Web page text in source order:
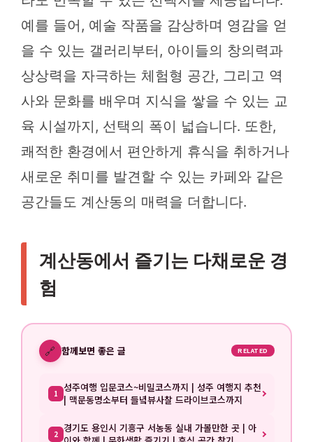
예를 들어, 예술 작품을 감상하며 영감을 얻
을 수 있는 갤러리부터, 아이들의 창의력과
상상력을 자극하는 체험형 공간, 그리고 역
사와 문화를 배우며 지식을 쌓을 수 있는 교
육 시설까지, 선택의 폭이 넓습니다. 또한,
쾌적한 환경에서 편안하게 휴식을 취하거나
새로운 취미를 발견할 수 있는 카페와 같은
공간들도 계산동의 매력을 더합니다.
계산동에서 즐기는 다채로운 경
험
🔗 함께보면 좋은 글 RELATED
1 성주여행 입문코스~비밀코스까지 | 성주 여행지 추천
| 맥문동명소부터 들녘뷰사찰 드라이브코스까지
2 경기도 용인시 기흥구 서농동 실내 가볼만한 곳 | 아